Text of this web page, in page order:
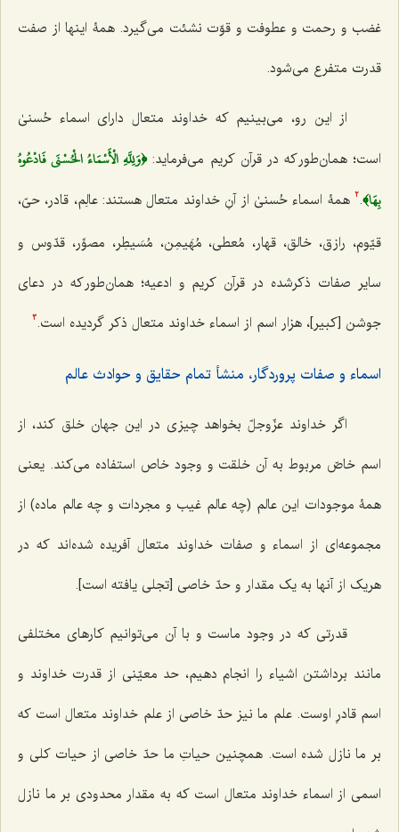
غضب و رحمت و عطوفت و قوّت نشئت می‌گیرد. همۀ اینها از صفت
قدرت متفرع می‌شود.
از این رو، می‌بینیم که خداوند متعال دارای اسماء حُسنیٰ
است؛ همان‌طور که در قرآن کریم می‌فرماید:﴿وَلِلَّهِ الْأَسْمَاءُ الْحُسْنَى فَادْعُوهُ
بِهَا﴾.
2 همۀ اسماء حُسنیٰ از آنِ خداوند متعال هستند: عالِم، قادر، حیّ،
قیّوم، رازق، خالق، قهار، مُعطی، مُهَیمِن، مُسَیطِر، مصوِّر، قدّوس و
سایر صفات ذکرشده در قرآن کریم و ادعیه؛ همان‌طور که در دعای
جوشن [کبیر]، هزار اسم از اسماء خداوند متعال ذکر گردیده است.3
اسماء و صفات پروردگار، منشأ تمام حقایق و حوادث عالم
اگر خداوند عزّوجلّ بخواهد چیزی در این جهان خلق کند، از
اسم خاصّ مربوط به آن خلقت و وجود خاص استفاده می‌کند. یعنی
همۀ موجودات این عالم (چه عالم غیب و مجردات و چه عالم ماده) از
مجموعه‌ای از اسماء و صفات خداوند متعال آفریده شده‌اند که در
هریک از آنها به یک مقدار و حدّ خاصی [تجلی یافته است].
قدرتی که در وجود ماست و با آن می‌توانیم کارهای مختلفی
مانند برداشتن اشیاء را انجام دهیم، حد معیّنی از قدرت خداوند و
اسم قادرِ اوست. علم ما نیز حدّ خاصی از علم خداوند متعال است که
بر ما نازل شده است. همچنین حیاتِ ما حدّ خاصی از حیات کلی و
اسمی از اسماء خداوند متعال است که به مقدار محدودی بر ما نازل